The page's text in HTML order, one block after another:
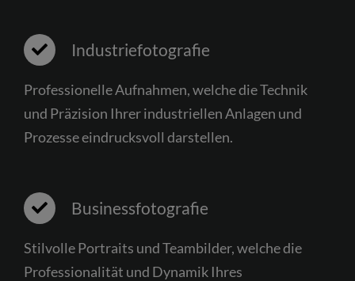
Industriefotografie
Professionelle Aufnahmen, welche die Technik
und Präzision Ihrer industriellen Anlagen und
Prozesse eindrucksvoll darstellen.
Businessfotografie
Stilvolle Portraits und Teambilder, welche die
Professionalität und Dynamik Ihres